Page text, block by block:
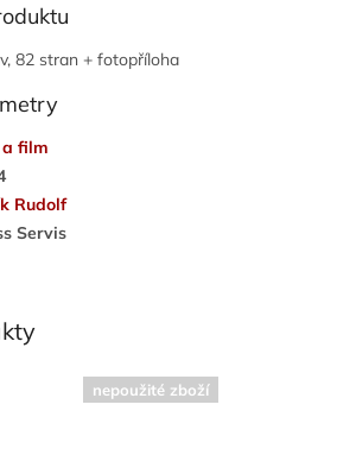
82 stran + fotopříloha
film
Rudolf
Servis
nepoužité zboží